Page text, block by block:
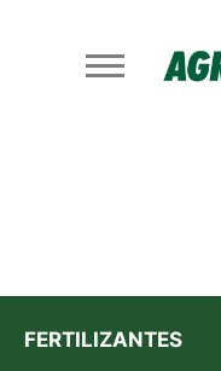
FERTILIZANTES